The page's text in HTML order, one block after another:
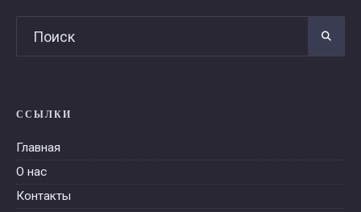
ССЫЛКИ
Главная
О нас
Контакты